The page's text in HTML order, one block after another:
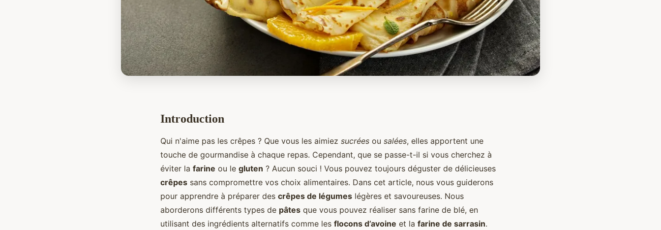
Introduction
Qui n'aime pas les crêpes ? Que vous les aimiez sucrées ou salées, elles apportent une
touche de gourmandise à chaque repas. Cependant, que se passe-t-il si vous cherchez à
éviter la farine ou le gluten ? Aucun souci ! Vous pouvez toujours déguster de délicieuses
crêpes sans compromettre vos choix alimentaires. Dans cet article, nous vous guiderons
pour apprendre à préparer des crêpes de légumes légères et savoureuses. Nous
aborderons différents types de pâtes que vous pouvez réaliser sans farine de blé, en
utilisant des ingrédients alternatifs comme les flocons d’avoine et la farine de sarrasin.